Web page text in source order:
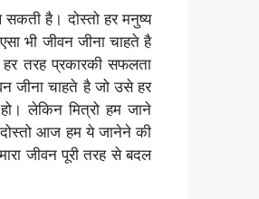
है। दोस्तो हर मनुष्य
भी जीवन जीना चाहते है
तरह प्रकारकी सफलता
जीना चाहते है जो उसे हर
लेकिन मित्रो हम जाने
आज हम ये जानेने की
जीवन पूरी तरह से बदल